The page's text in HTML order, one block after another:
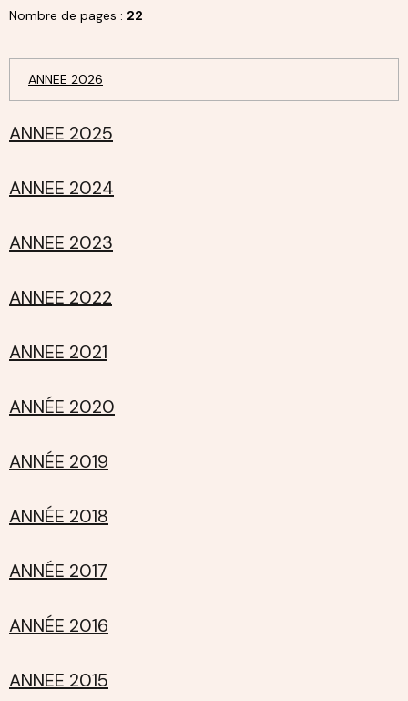
Nombre de pages : 22
ANNEE 2026
ANNEE 2025
ANNEE 2024
ANNEE 2023
ANNEE 2022
ANNEE 2021
ANNÉE 2020
ANNÉE 2019
ANNÉE 2018
ANNÉE 2017
ANNÉE 2016
ANNEE 2015